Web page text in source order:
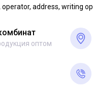
address, writing
оптом